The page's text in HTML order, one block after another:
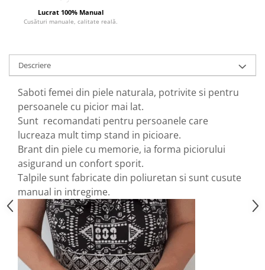
Lucrat 100% Manual
Cusături manuale, calitate reală.
Descriere
Saboti femei din piele naturala, potrivite si pentru
persoanele cu picior mai lat.
Sunt recomandati pentru persoanele care
lucreaza mult timp stand in picioare.
Brant din piele cu memorie, ia forma piciorului
asigurand un confort sporit.
Talpile sunt fabricate din poliuretan si sunt cusute
manual in intregime.